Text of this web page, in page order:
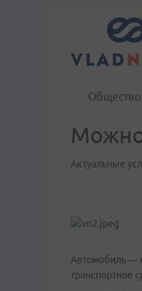
Общество
Можно
Актуальные
Автомобиль —
транспортное